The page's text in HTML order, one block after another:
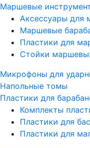
Маршевые
Аксессуары для
Маршевые
Пластики для
Стойки
Микрофоны для
Напольные томы
Пластики для
Комплекты
Пластики для
Пластики для